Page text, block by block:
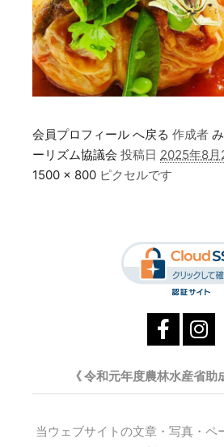
会員プロフィール へ戻る 作成者
ーリズム協議会 投稿日 2025年8月
1500 × 800 ピクセルです
《 令和元年度農林水産省助
当ウェブサイトの文章・写真・ペ